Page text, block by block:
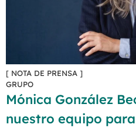
[ NOTA DE PRENSA ]
GRUPO
Mónica González
nuestro equipo